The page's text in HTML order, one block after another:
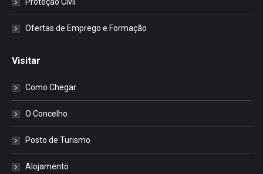
Ofertas de Emprego e Formação
Visitar
Como Chegar
O Concelho
Posto de Turismo
Alojamento